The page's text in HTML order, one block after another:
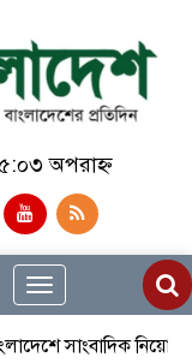
অপরাহ্ন
Toggle
navigation
সাংবাদিক নিয়োগ